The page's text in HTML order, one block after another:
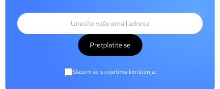
Pretplatite se
Slažem se s uvjetima korištenja.